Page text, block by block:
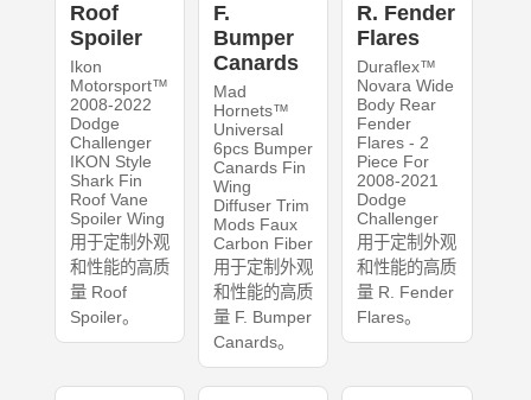
Roof
Spoiler
Ikon
Motorsport™
2008-2022
Dodge
Challenger
IKON Style
Shark Fin
Roof Vane
Spoiler Wing
用于定制外观
和性能的高质
量 Roof
Spoiler。
F.
Bumper
Canards
Mad
Hornets™
Universal
6pcs Bumper
Canards Fin
Wing
Diffuser Trim
Mods Faux
Carbon Fiber
用于定制外观
和性能的高质
量 F. Bumper
Canards。
R. Fender
Flares
Duraflex™
Novara Wide
Body Rear
Fender
Flares - 2
Piece For
2008-2021
Dodge
Challenger
用于定制外观
和性能的高质
量 R. Fender
Flares。